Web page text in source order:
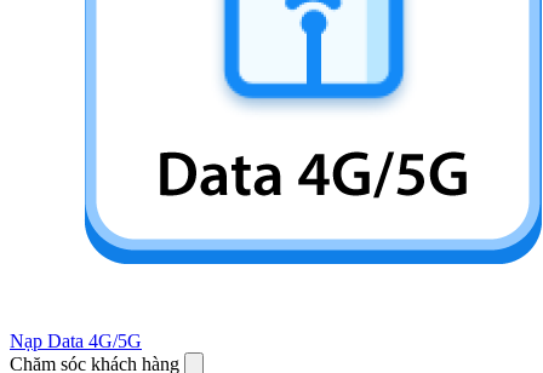
Nạp Data 4G/5G
Chăm sóc khách hàng